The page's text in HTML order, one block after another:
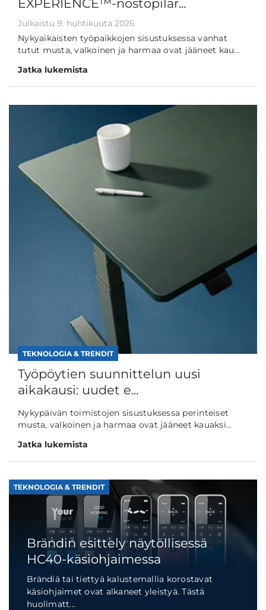
EXPERIENCE™-nostopilar...
Julkaistu 9. huhtikuuta 2026
Nykyaikaisten työpaikkojen sisustuksessa vanhat
tutut musta, valkoinen ja harmaa ovat jääneet kau...
Jatka lukemista
TEKNOLOGIA & TRENDIT
Työpöytien suunnittelun uusi
aikakausi: uudet e...
Nykypäivän toimistojen sisustuksessa perinteiset
musta, valkoinen ja harmaa ovat jääneet kauaksi...
Jatka lukemista
TEKNOLOGIA & TRENDIT
Brändin esittely näytöllisessä
HC40-käsiohjaimessa
Brändiä tai tiettyä kalustemallia korostavat
käsiohjaimet ovat alkaneet yleistyä. Tästä
huolimatt...